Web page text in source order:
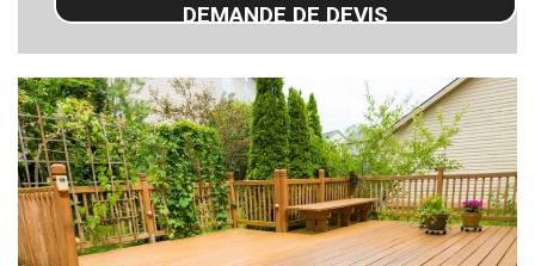
DEMANDE DE DEVIS